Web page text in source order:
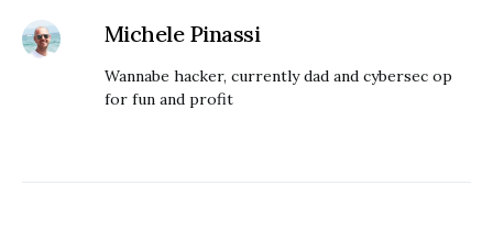
Michele Pinassi
Wannabe hacker, currently dad and cybersec op
for fun and profit